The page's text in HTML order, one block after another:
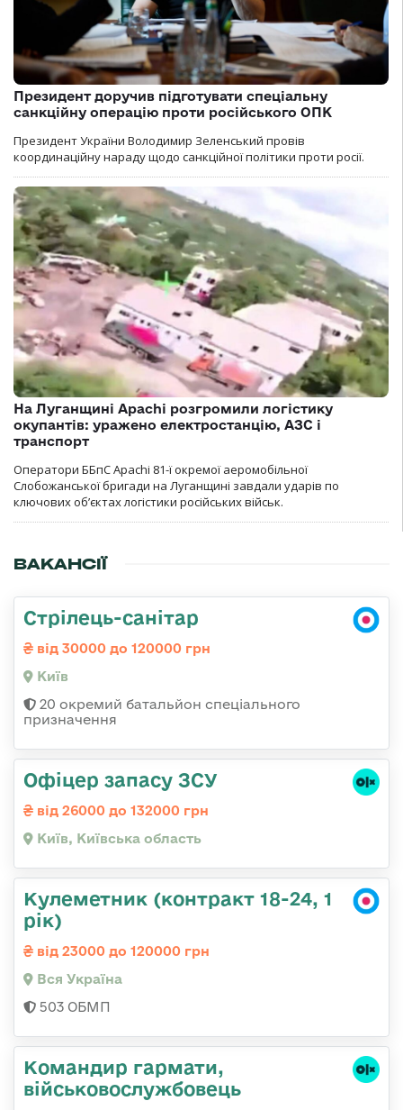
Президент доручив підготувати спеціальну
санкційну операцію проти російського ОПК
Президент України Володимир Зеленський провів
координаційну нараду щодо санкційної політики проти росії.
На Луганщині Apachi розгромили логістику
окупантів: уражено електростанцію, АЗС і
транспорт
Оператори ББпС Apachi 81-ї окремої аеромобільної
Слобожанської бригади на Луганщині завдали ударів по
ключових об’єктах логістики російських військ.
ВАКАНСІЇ
Стрілець-санітар
від 30000 до 120000 грн
Київ
20 окремий батальйон спеціального
призначення
Офіцер запасу ЗСУ
від 26000 до 132000 грн
Київ, Київська область
Кулеметник (контракт 18-24, 1
рік)
від 23000 до 120000 грн
Вся Україна
503 ОБМП
Командир гаpмати,
військовослужбовець